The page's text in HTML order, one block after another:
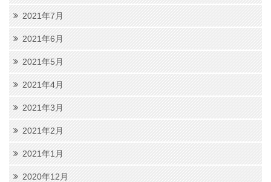
2021年7月
2021年6月
2021年5月
2021年4月
2021年3月
2021年2月
2021年1月
2020年12月